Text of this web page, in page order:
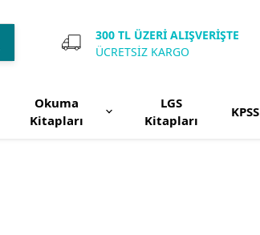
300 TL ÜZERİ ALIŞVERİŞTE
ÜCRETSİZ KARGO
Okuma
Kitapları
LGS
Kitapları
KPSS